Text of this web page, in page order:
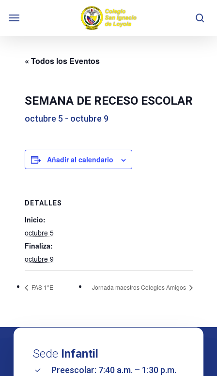
Menu
« Todos los Eventos
SEMANA DE RECESO ESCOLAR
octubre 5 - octubre 9
Añadir al calendario
DETALLES
Inicio:
octubre 5
Finaliza:
octubre 9
FAS 1°E Jornada maestros Colegios Amigos
Sede Infantil
Preescolar: 7:40 a.m. – 1:30 p.m.